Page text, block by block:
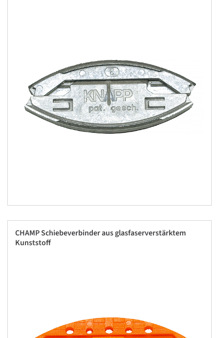
CHAMP Schiebeverbinder aus glasfaserverstärktem
Kunststoff